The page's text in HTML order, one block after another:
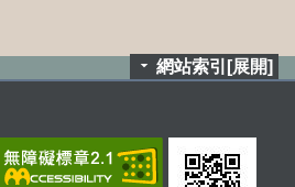
網站索引[展開]